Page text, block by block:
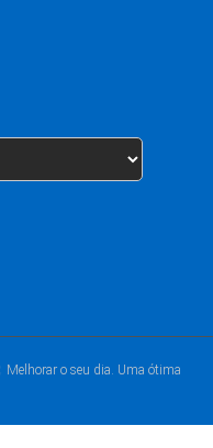
Melhorar o seu dia. Uma ótima